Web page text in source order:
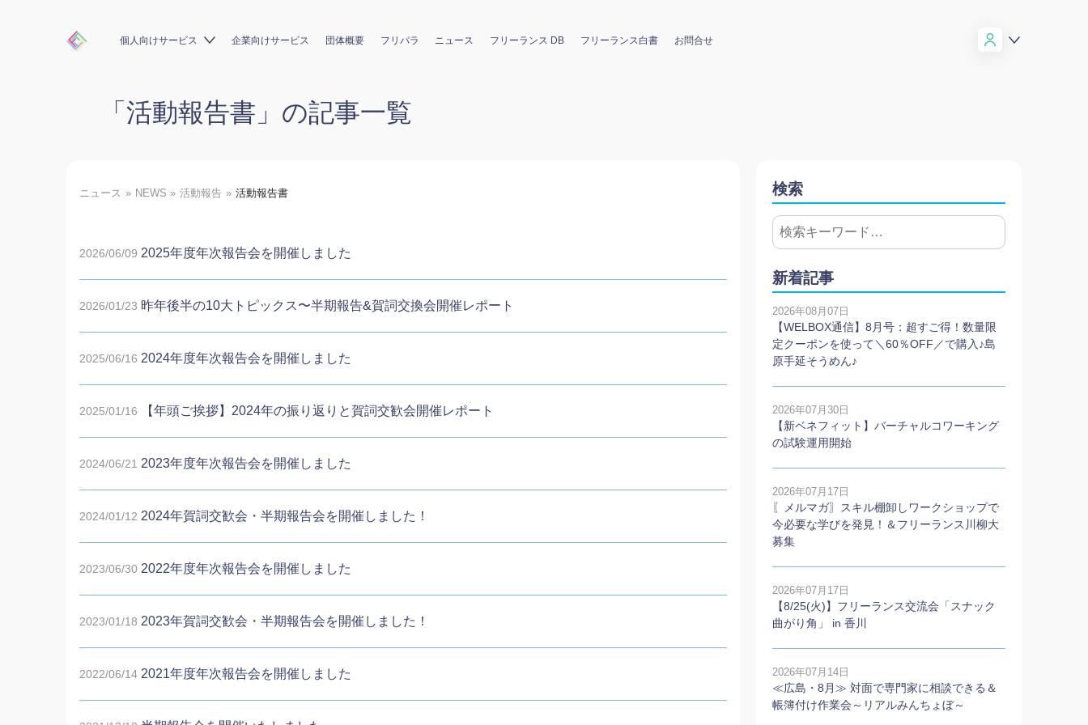
個人向けサービス 企業向けサービス 団体概要 フリパラ ニュース フリーランス DB フリーランス白書 お問合せ
「活動報告書」の記事一覧
ニュース NEWS 活動報告 活動報告書
2026/06/09 2025年度年次報告会を開催しました
2026/01/23 昨年後半の10大トピックス〜半期報告&賀詞交換会開催レポート
2025/06/16 2024年度年次報告会を開催しました
2025/01/16 【年頭ご挨拶】2024年の振り返りと賀詞交歓会開催レポート
2024/06/21 2023年度年次報告会を開催しました
2024/01/12 2024年賀詞交歓会・半期報告会を開催しました！
2023/06/30 2022年度年次報告会を開催しました
2023/01/18 2023年賀詞交歓会・半期報告会を開催しました！
2022/06/14 2021年度年次報告会を開催しました
検索
新着記事
2026年08月07日
【WELBOX通信】8月号：超すご得！数量限
定クーポンを使って＼60％OFF／で購入♪島
原手延そうめん♪
2026年07月30日
【新ベネフィット】バーチャルコワーキング
の試験運用開始
2026年07月17日
〖メルマガ〗スキル棚卸しワークショップで
今必要な学びを発見！＆フリーランス川柳大
募集
2026年07月17日
【8/25(火)】フリーランス交流会「スナック
曲がり角」 in 香川
2026年07月14日
≪広島・8月≫ 対面で専門家に相談できる＆
帳簿付け作業会～リアルみんちょぼ～